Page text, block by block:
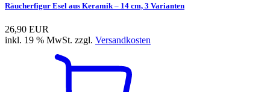
Räucherfigur Esel aus Keramik – 14 cm, 3 Varianten
26,90 EUR
inkl. 19 % MwSt. zzgl. Versandkosten